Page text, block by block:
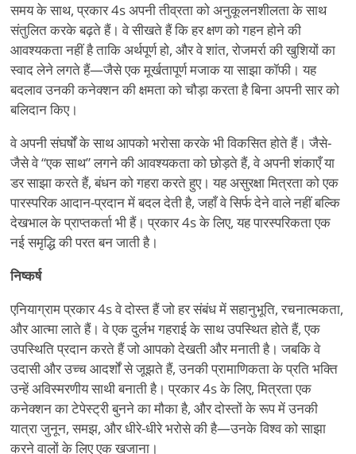
समय के साथ, प्रकार 4s अपनी तीव्रता को अनुकूलनशीलता के साथ
संतुलित करके बढ़ते हैं। वे सीखते हैं कि हर क्षण को गहन होने की
आवश्यकता नहीं है ताकि अर्थपूर्ण हो, और वे शांत, रोजमर्रा की खुशियों का
स्वाद लेने लगते हैं—जैसे एक मूर्खतापूर्ण मजाक या साझा कॉफी। यह
बदलाव उनकी कनेक्शन की क्षमता को चौड़ा करता है बिना अपनी सार को
बलिदान किए।
वे अपनी संघर्षों के साथ आपको भरोसा करके भी विकसित होते हैं। जैसे-
जैसे वे“एक साथ” लगने की आवश्यकता को छोड़ते हैं, वे अपनी शंकाएँ या
डर साझा करते हैं, बंधन को गहरा करते हुए। यह असुरक्षा मित्रता को एक
पारस्परिक आदान-प्रदान में बदल देती है, जहाँ वे सिर्फ देने वाले नहीं बल्कि
देखभाल के प्राप्तकर्ता भी हैं। प्रकार 4s के लिए, यह पारस्परिकता एक
नई समृद्धि की परत बन जाती है।
निष्कर्ष
एनियाग्राम प्रकार 4s वे दोस्त हैं जो हर संबंध में सहानुभूति, रचनात्मकता,
और आत्मा लाते हैं। वे एक दुर्लभ गहराई के साथ उपस्थित होते हैं, एक
उपस्थिति प्रदान करते हैं जो आपको देखती और मनाती है। जबकि वे
उदासी और उच्च आदर्शों से जूझते हैं, उनकी प्रामाणिकता के प्रति भक्ति
उन्हें अविस्मरणीय साथी बनाती है। प्रकार 4s के लिए, मित्रता एक
कनेक्शन का टेपेस्ट्री बुनने का मौका है, और दोस्तों के रूप में उनकी
यात्रा जुनून, समझ, और धीरे-धीरे भरोसे की है—उनके विश्व को साझा
करने वालों के लिए एक खजाना।